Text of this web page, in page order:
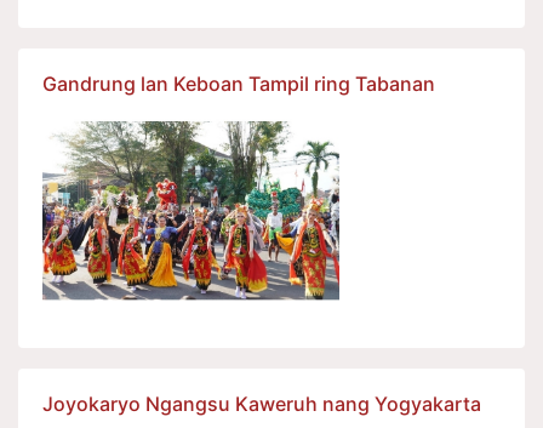
Gandrung lan Keboan Tampil ring Tabanan
Joyokaryo Ngangsu Kaweruh nang Yogyakarta